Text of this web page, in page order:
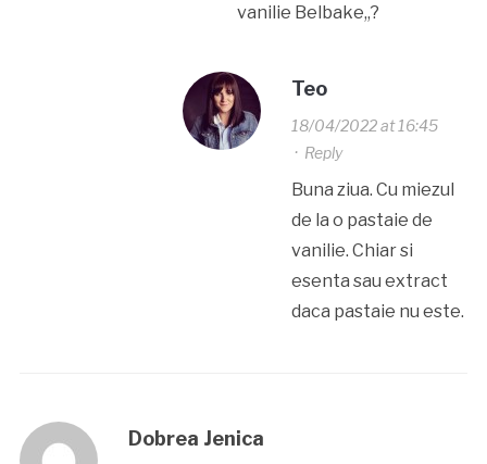
vanilie Belbake,,?
Teo
18/04/2022 at 16:45
· Reply
Buna ziua. Cu miezul
de la o pastaie de
vanilie. Chiar si
esenta sau extract
daca pastaie nu este.
Dobrea Jenica